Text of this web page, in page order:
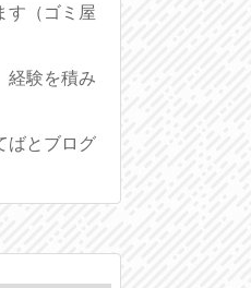
す（ゴミ屋
経験を積み
ばとブログ